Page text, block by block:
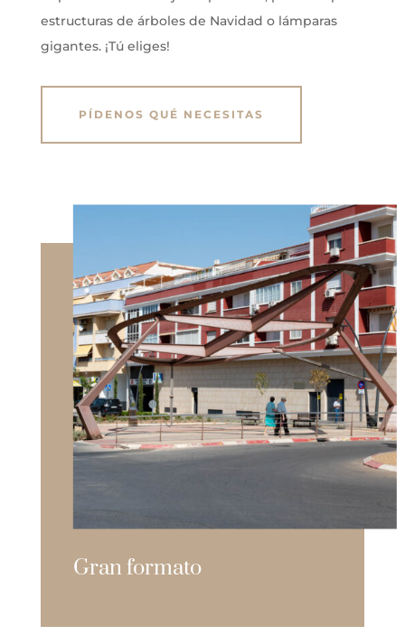
estructuras de árboles de Navidad o lámparas
gigantes. ¡Tú eliges!
PÍDENOS QUÉ NECESITAS
Gran formato